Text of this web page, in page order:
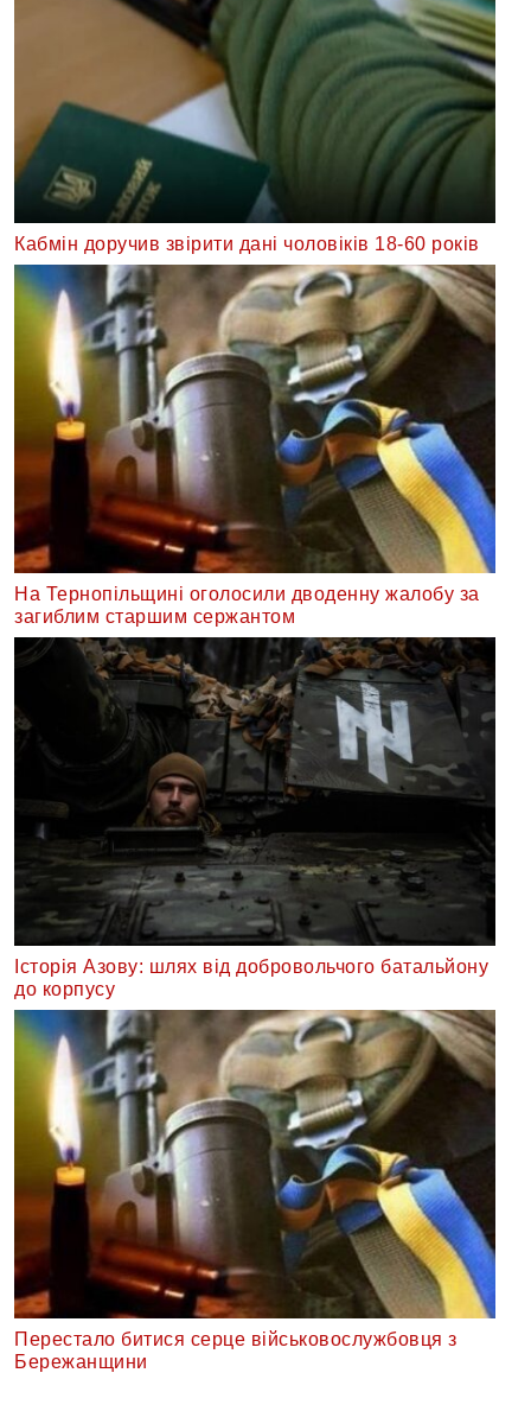
Кабмін доручив звірити дані чоловіків 18-60 років
На Тернопільщині оголосили дводенну жалобу за
загиблим старшим сержантом
Історія Азову: шлях від добровольчого батальйону
до корпусу
Перестало битися серце військовослужбовця з
Бережанщини